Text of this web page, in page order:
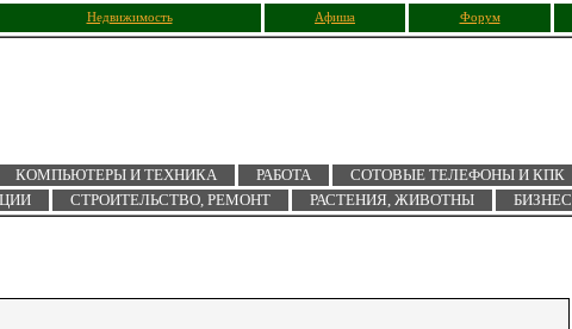
Недвижимость Афиша Форум
КОМПЬЮТЕРЫ И ТЕХНИКА РАБОТА СОТОВЫЕ ТЕЛЕФОНЫ И КПК
СТРОИТЕЛЬСТВО, РЕМОНТ РАСТЕНИЯ, ЖИВОТНЫ БИЗНЕС